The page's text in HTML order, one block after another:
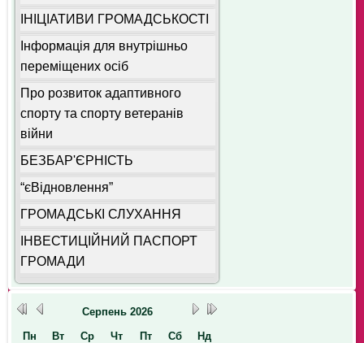
ІНІЦІАТИВИ ГРОМАДСЬКОСТІ
Інформація для внутрішньо
переміщених осіб
Про розвиток адаптивного
спорту та спорту ветеранів
війни
БЕЗБАР'ЄРНІСТЬ
“єВідновлення”
ГРОМАДСЬКІ СЛУХАННЯ
ІНВЕСТИЦІЙНИЙ ПАСПОРТ
ГРОМАДИ
Серпень 2026
Пн
Вт Ср Чт Пт Сб
Нд